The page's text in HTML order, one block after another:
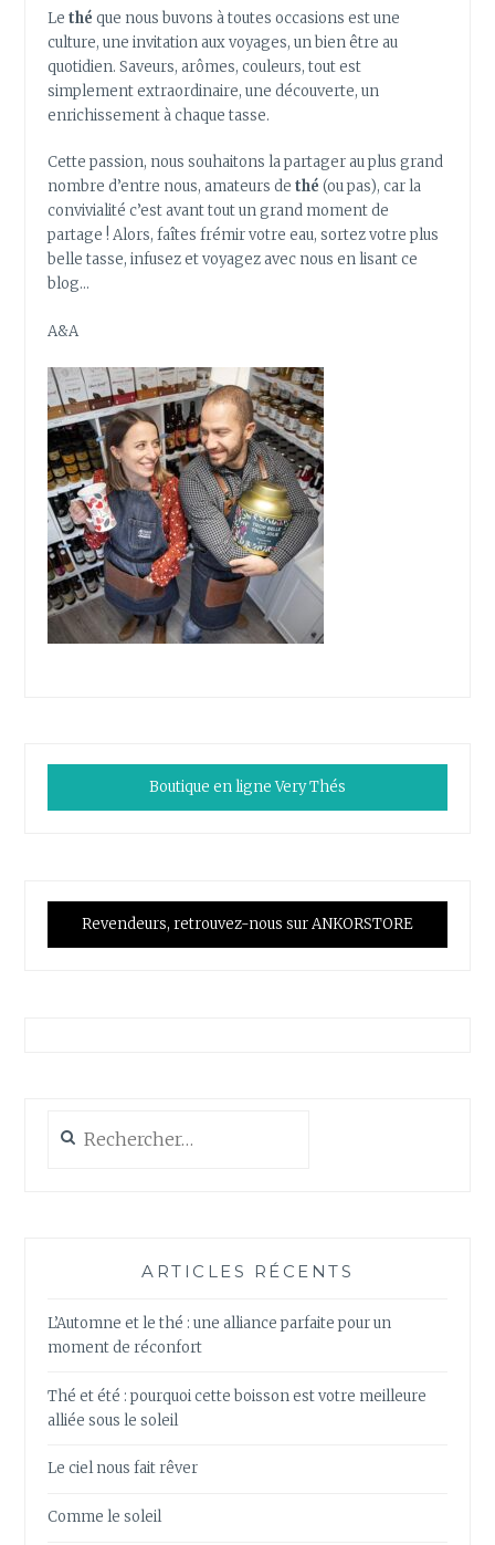
Lethé que nous buvons à toutes occasions est une
culture, une invitation aux voyages, un bien être au
quotidien. Saveurs, arômes, couleurs, tout est
simplement extraordinaire, une découverte, un
enrichissement à chaque tasse.
Cette passion, nous souhaitons la partager au plus grand
nombre d’entre nous, amateurs de thé (ou pas), car la
convivialité c’est avant tout un grand moment de
partage ! Alors, faîtes frémir votre eau, sortez votre plus
belle tasse, infusez et voyagez avec nous en lisant ce
blog…
A&A
Boutique en ligne Very Thés
Revendeurs, retrouvez-nous sur ANKORSTORE
ARTICLES RÉCENTS
L’Automne et le thé : une alliance parfaite pour un
moment de réconfort
Thé et été : pourquoi cette boisson est votre meilleure
alliée sous le soleil
Le ciel nous fait rêver
Comme le soleil